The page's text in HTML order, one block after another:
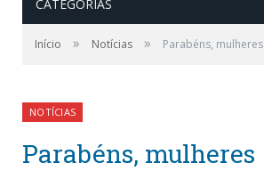
CATEGORIAS
Início » Notícias » Parabéns, mulheres
NOTÍCIAS
Parabéns, mulheres